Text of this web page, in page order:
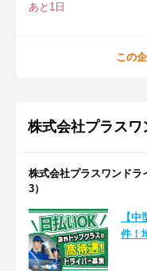
あと1日
この
株式会社プラスワ
株式会社プラスワンド
3）
【
件！